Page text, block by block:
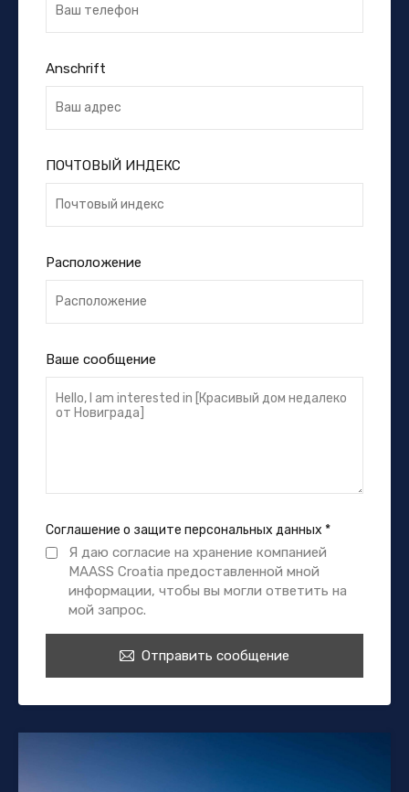
Anschrift
ПОЧТОВЫЙ ИНДЕКС
Расположение
Ваше сообщение
Соглашение о защите персональных данных *
Я даю согласие на хранение компанией
MAASS Croatia предоставленной мной
информации, чтобы вы могли ответить на
мой запрос.
Отправить сообщение